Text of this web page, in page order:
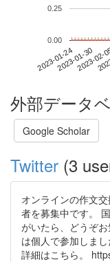
2023-01-242023-01-30
2023-
0.00
0.25
外部データ
Google Scholar
Twitter (3
オンラインの作文
者を募集中です。
がいたら、どうぞ
は個人で参加しま
詳細はこちら。